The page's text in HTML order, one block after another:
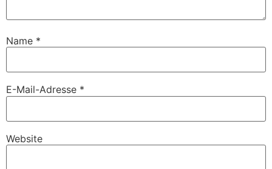
Name *
E-Mail-Adresse *
Website